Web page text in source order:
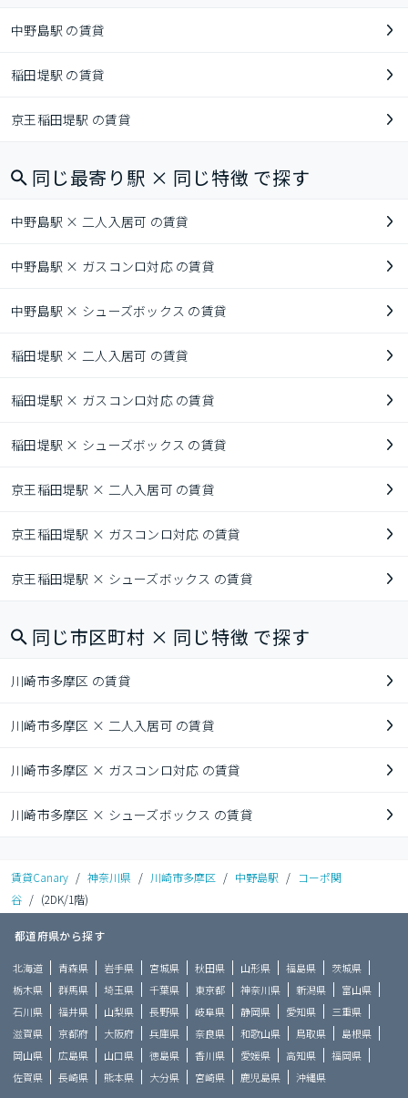
中野島駅 の賃貸
稲田堤駅 の賃貸
京王稲田堤駅 の賃貸
同じ最寄り駅 × 同じ特徴 で探す
中野島駅 × 二人入居可 の賃貸
中野島駅 × ガスコンロ対応 の賃貸
中野島駅 × シューズボックス の賃貸
稲田堤駅 × 二人入居可 の賃貸
稲田堤駅 × ガスコンロ対応 の賃貸
稲田堤駅 × シューズボックス の賃貸
京王稲田堤駅 × 二人入居可 の賃貸
京王稲田堤駅 × ガスコンロ対応 の賃貸
京王稲田堤駅 × シューズボックス の賃貸
同じ市区町村 × 同じ特徴 で探す
川崎市多摩区 の賃貸
川崎市多摩区 × 二人入居可 の賃貸
川崎市多摩区 × ガスコンロ対応 の賃貸
川崎市多摩区 × シューズボックス の賃貸
賃貸Canary / 神奈川県 / 川崎市多摩区 / 中野島駅 / コーポ関
谷 / (2DK/1階)
都道府県から探す
北海道 青森県 岩手県 宮城県 秋田県 山形県 福島県
茨城県
栃木県
群馬県 埼玉県 千葉県 東京都 神奈川県 新潟県
富山県
石川県
福井県 山梨県 長野県 岐阜県 静岡県 愛知県
三重県
滋賀県
京都府 大阪府 兵庫県 奈良県 和歌山県 鳥取県
島根県
岡山県
広島県 山口県 徳島県 香川県 愛媛県 高知県
福岡県
佐賀県
長崎県 熊本県 大分県 宮崎県 鹿児島県 沖縄県